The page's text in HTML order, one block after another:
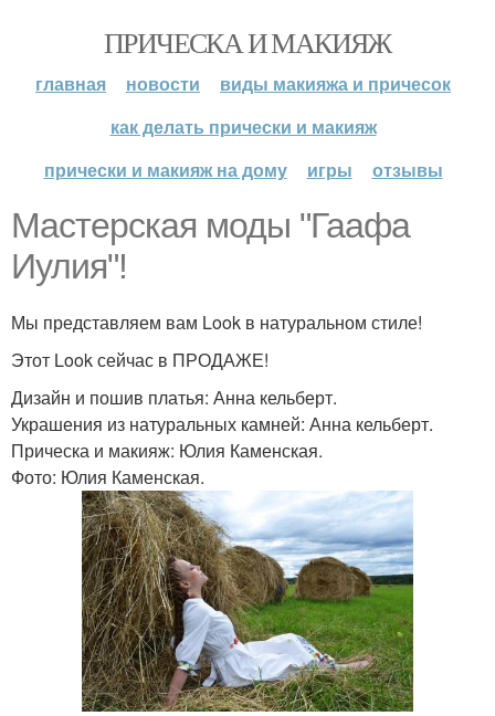
ПРИЧЕСКА И МАКИЯЖ
главная новости
виды макияжа и причесок
как делать прически и макияж
прически и макияж на дому
игры отзывы
Мастерская моды "Гаафа
Иулия"!
Мы представляем вам Look в натуральном стиле!
Этот Look сейчас в ПРОДАЖЕ!
Дизайн и пошив платья: Анна кельберт.
Украшения из натуральных камней: Анна кельберт.
Прическа и макияж: Юлия Каменская.
Фото: Юлия Каменская.